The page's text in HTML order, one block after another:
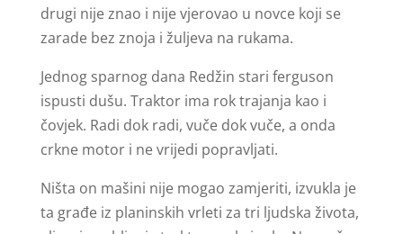
drugi nije znao i nije vjerovao u novce koji se
zarade bez znoja i žuljeva na rukama.
Jednog sparnog dana Redžin stari ferguson
ispusti dušu. Traktor ima rok trajanja kao i
čovjek. Radi dok radi, vuče dok vuče, a onda
crkne motor i ne vrijedi popravljati.
Ništa on mašini nije mogao zamjeriti, izvukla je
ta građe iz planinskih vrleti za tri ljudska života,